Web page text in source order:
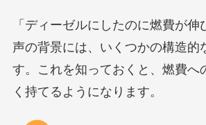
「ディーゼルにしたのに燃費が伸
声の背景には、いくつかの構造的
す。これを知っておくと、燃費へ
く持てるようになります。